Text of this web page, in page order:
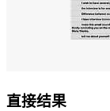
直接结果